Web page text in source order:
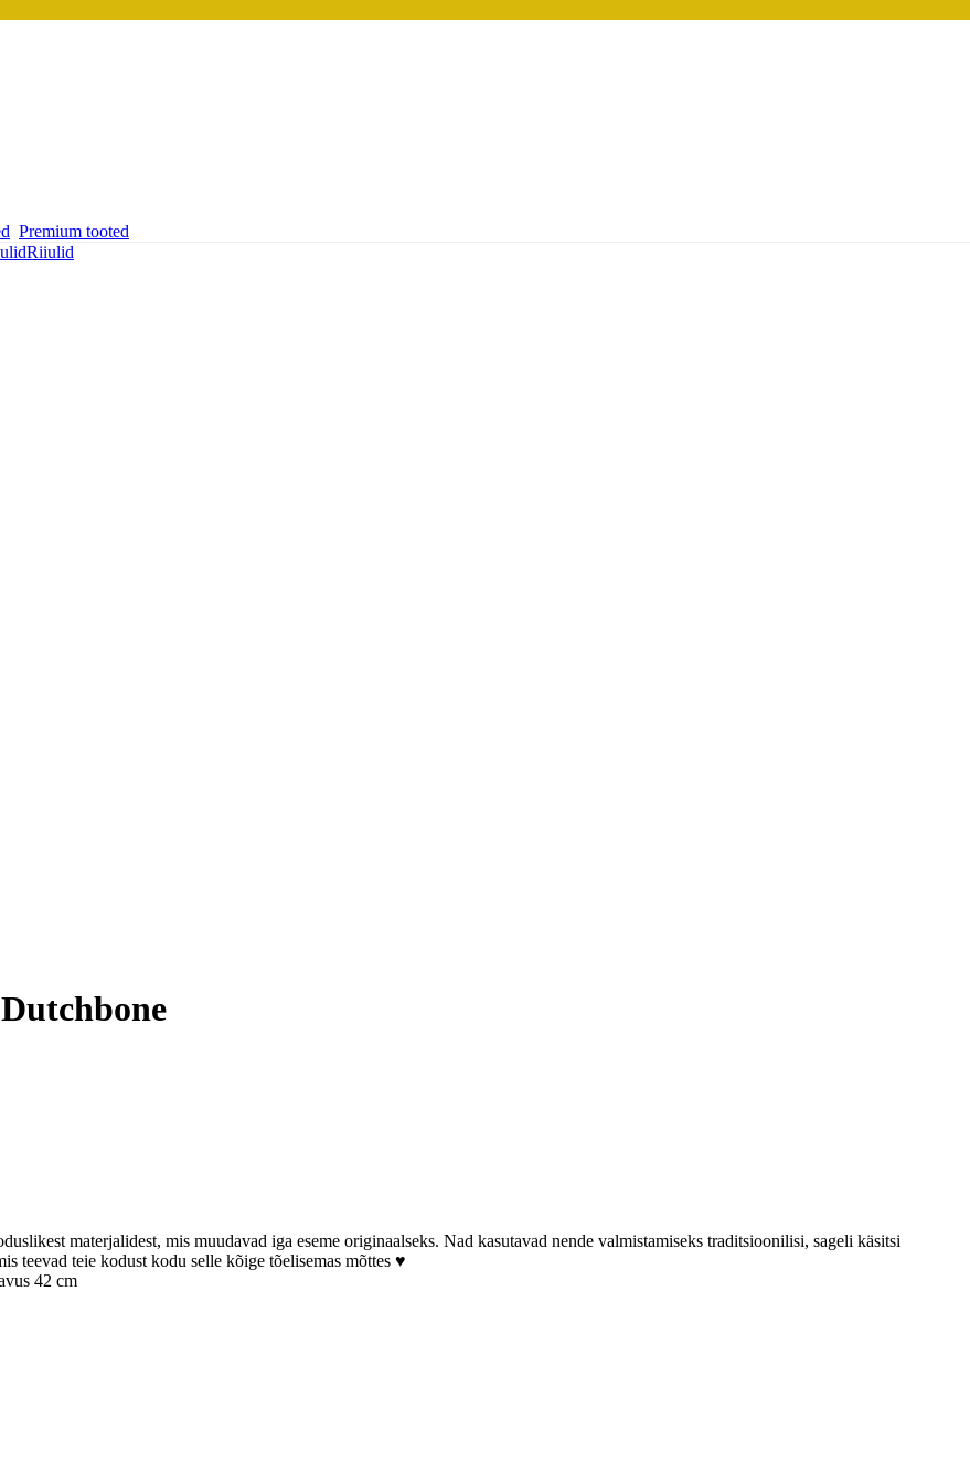
Premium tooted
Riiulid
materjalidest, mis muudavad iga eseme originaalseks. Nad kasutavad nende valmistamiseks traditsioonilisi, sageli käsitsi
teevad teie kodust kodu selle kõige tõelisemas mõttes ♥
42 cm